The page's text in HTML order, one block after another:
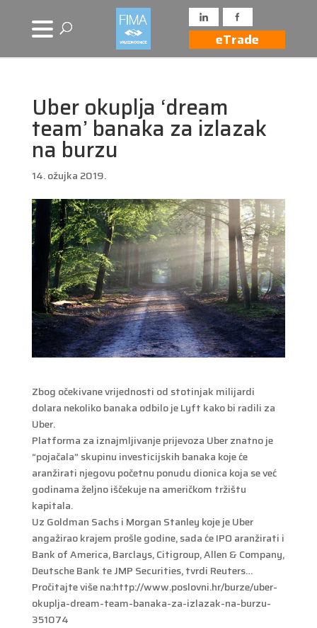
eTrade
Uber okuplja ‘dream
team’ banaka za izlazak
na burzu
14. ožujka 2019.
Zbog očekivane vrijednosti od stotinjak milijardi
dolara nekoliko banaka odbilo je Lyft kako bi radili za
Uber.
Platforma za iznajmljivanje prijevoza Uber znatno je
“pojačala” skupinu investicijskih banaka koje će
aranžirati njegovu početnu ponudu dionica koja se već
godinama željno iščekuje na američkom tržištu
kapitala.
Uz Goldman Sachs i Morgan Stanley koje je Uber
angažirao krajem prošle godine, sada će IPO aranžirati i
Bank of America, Barclays, Citigroup, Allen & Company,
Deutsche Bank te JMP Securities, tvrdi Reuters…
Pročitajte više na:http://www.poslovni.hr/burze/uber-
okuplja-dream-team-banaka-za-izlazak-na-burzu-
351074